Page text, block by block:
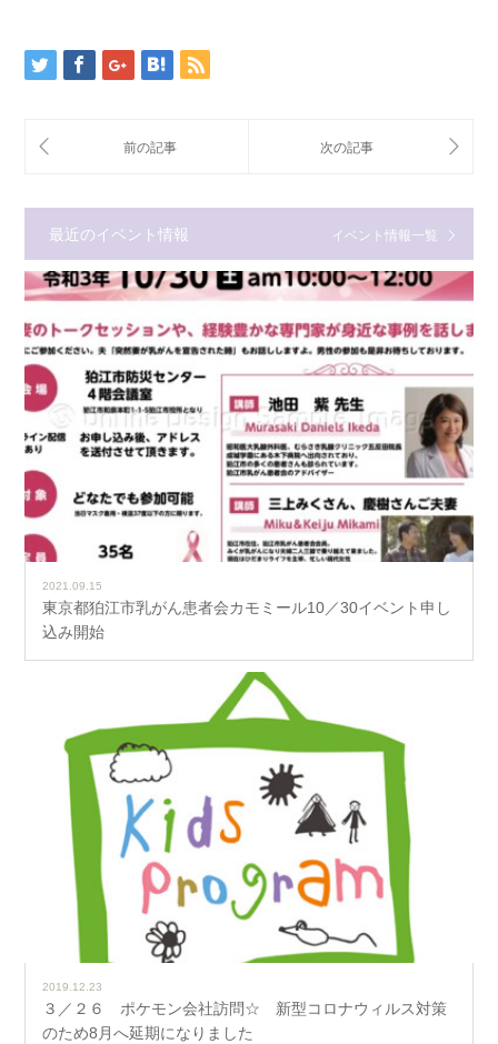
最近のイベント情報 イベント情報一覧
2021.09.15
東京都狛江市乳がん患者会カモミール10／30イベント申し
込み開始
2019.12.23
３／２６ ポケモン会社訪問☆ 新型コロナウィルス対策
のため8月へ延期になりました